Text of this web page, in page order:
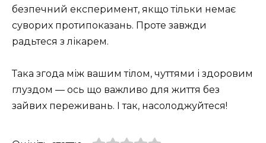
безпечний експеримент, якщо тільки немає
суворих протипоказань. Проте завжди
радьтеся з лікарем.
Така згода між вашим тілом, чуттями і здоровим
глуздом — ось що важливо для життя без
зайвих переживань. І так, насолоджуйтеся!